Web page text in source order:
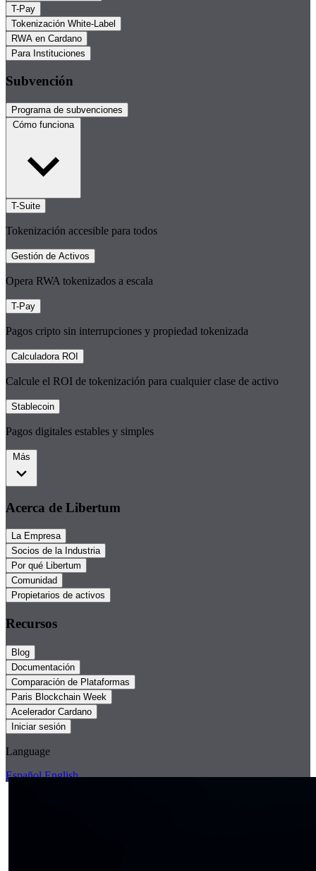
T-Pay
Tokenización White-Label
RWA en Cardano
Para Instituciones
Subvención
Programa de subvenciones
Cómo funciona
T-Suite
Tokenización accesible para todos
Gestión de Activos
Opera RWA tokenizados a escala
T-Pay
Pagos cripto sin interrupciones y propiedad tokenizada
Calculadora ROI
Calcule el ROI de tokenización para cualquier clase de activo
Stablecoin
Pagos digitales estables y simples
Más
Acerca de Libertum
La Empresa
Socios de la Industria
Por qué Libertum
Comunidad
Propietarios de activos
Recursos
Blog
Documentación
Comparación de Plataformas
Paris Blockchain Week
Acelerador Cardano
Iniciar sesión
Language
Español English